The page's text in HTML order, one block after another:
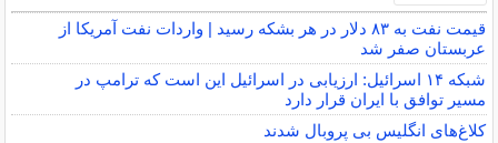
قیمت نفت به ۸۳ دلار در هر بشکه رسید | واردات نفت آمریکا از
عربستان صفر شد
شبکه ۱۴ اسرائیل: ارزیابی در اسرائیل این است که ترامپ در
مسیر توافق با ایران قرار دارد
کلاغ‌های انگلیس بی پروبال شدند